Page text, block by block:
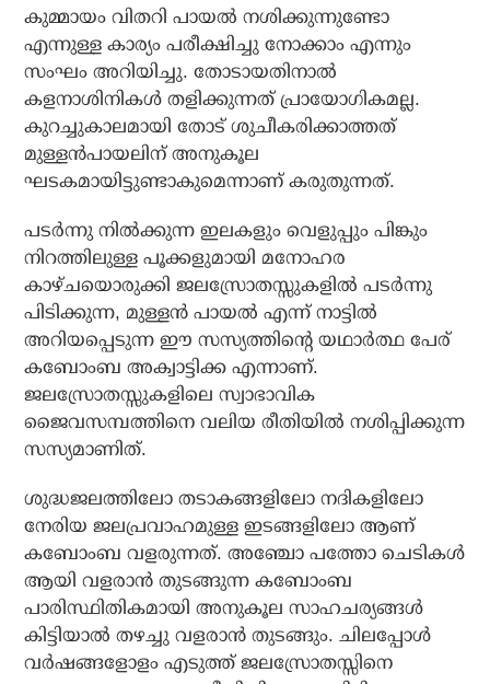
കുമ്മായം വിതറി പായല്‍ നശിക്കുന്നുണ്ടോ
എന്നുള്ള കാര്യം പരീക്ഷിച്ചു നോക്കാം എന്നും
സംഘം അറിയിച്ചു. തോടായതിനാല്‍
കളനാശിനികള്‍ തളിക്കുന്നത് പ്രായോഗികമല്ല.
കുറച്ചുകാലമായി തോട് ശുചീകരിക്കാത്തത്
മുള്ളന്‍പായലിന് അനുകൂല
ഘടകമായിട്ടുണ്ടാകുമെന്നാണ് കരുതുന്നത്.
പടര്‍ന്നു നില്‍ക്കുന്ന ഇലകളും വെളുപ്പും പിങ്കും
നിറത്തിലുള്ള പൂക്കളുമായി മനോഹര
കാഴ്ചയൊരുക്കി ജലസ്രോതസ്സുകളില്‍ പടര്‍ന്നു
പിടിക്കുന്ന, മുള്ളന്‍ പായല്‍ എന്ന് നാട്ടില്‍
അറിയപ്പെടുന്ന ഈ സസ്യത്തിന്റെ യഥാര്‍ത്ഥ പേര്
കബോംബ അക്വാട്ടിക്ക എന്നാണ്.
ജലസ്രോതസ്സുകളിലെ സ്വാഭാവിക
ജൈവസമ്പത്തിനെ വലിയ രീതിയില്‍ നശിപ്പിക്കുന്ന
സസ്യമാണിത്.
ശുദ്ധജലത്തിലോ തടാകങ്ങളിലോ നദികളിലോ
നേരിയ ജലപ്രവാഹമുള്ള ഇടങ്ങളിലോ ആണ്
കബോംബ വളരുന്നത്. അഞ്ചോ പത്തോ ചെടികള്‍
ആയി വളരാന്‍ തുടങ്ങുന്ന കബോംബ
പാരിസ്ഥിതികമായി അനുകൂല സാഹചര്യങ്ങള്‍
കിട്ടിയാല്‍ തഴച്ചു വളരാന്‍ തുടങ്ങും. ചിലപ്പോള്‍
വര്‍ഷങ്ങളോളം എടുത്ത് ജലസ്രോതസ്സിനെ